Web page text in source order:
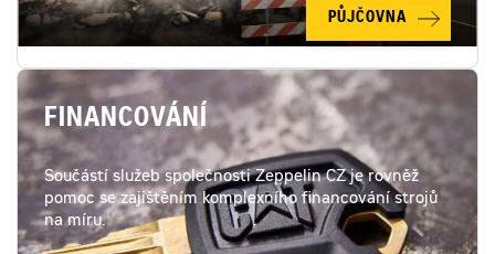
PŮJČOVNA
FINANCOVÁNÍ
Součástí služeb společnosti Zeppelin CZ je rovněž
pomoc se zajištěním komplexního financování strojů
na míru.